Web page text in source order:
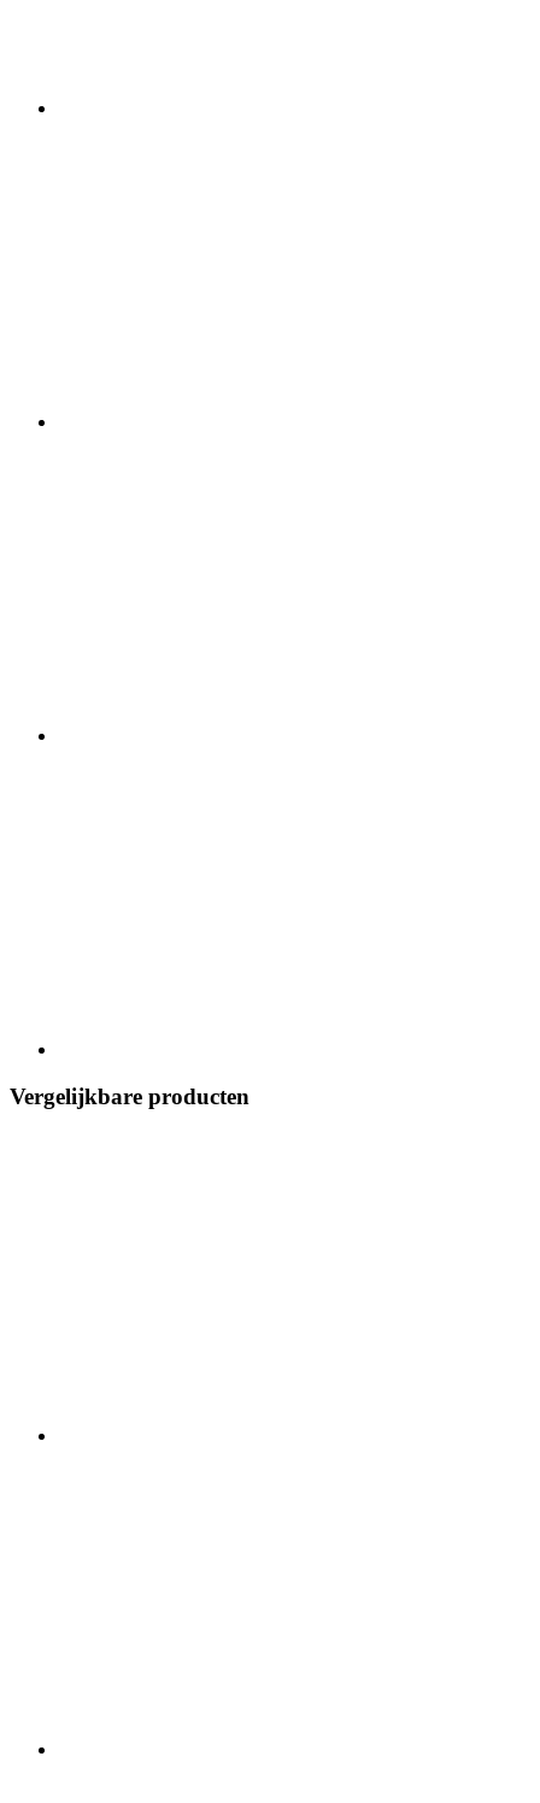
Vergelijkbare producten